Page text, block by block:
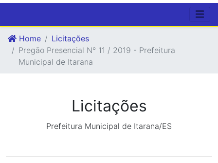
Home
Licitações
Pregão Presencial N° 11 / 2019 - Prefeitura
Municipal de Itarana
Licitações
Prefeitura Municipal de Itarana/ES